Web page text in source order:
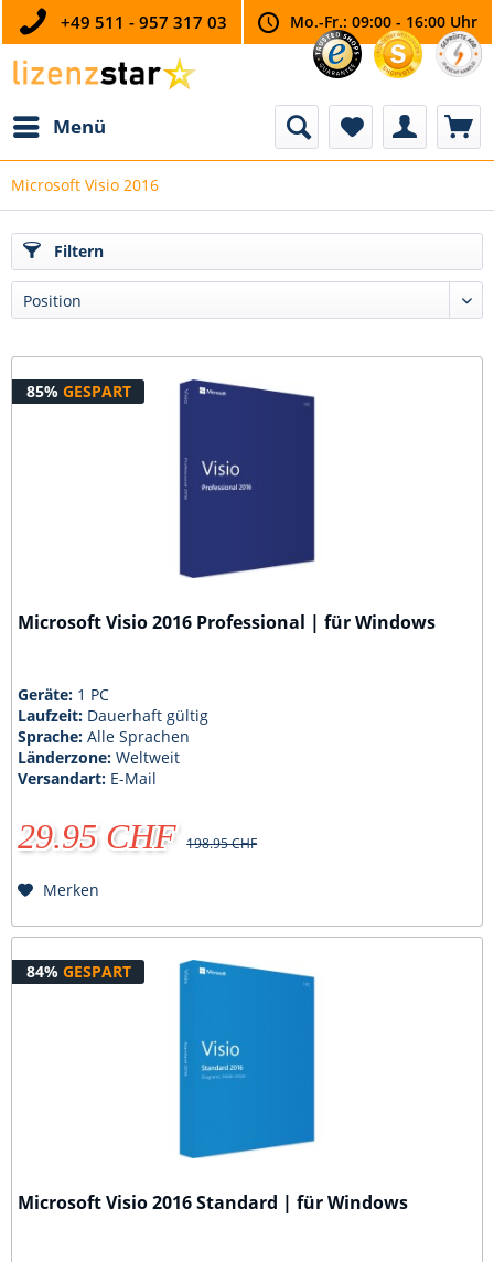
+49 511 - 957 317 03 Mo.-Fr.: 09:00 - 16:00 Uhr
Menü
Microsoft Visio 2016
Filtern
85% GESPART
Microsoft Visio 2016 Professional | für Windows
Geräte: 1 PC
Laufzeit: Dauerhaft gültig
Sprache:Alle Sprachen
Länderzone:Weltweit
Versandart: E-Mail
29.95 CHF 198.95 CHF
Merken
84% GESPART
Microsoft Visio 2016 Standard | für Windows